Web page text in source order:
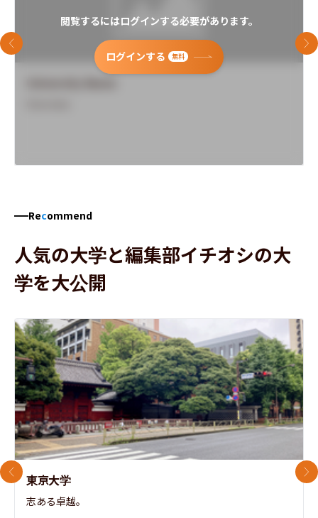
閲覧するにはログインする必要があります。
ログインする 無料
前のスライド 次
Recommend
人気の大学と編集部イチオシの大
学を大公開
東京大学
志ある卓越。
前のスライド 次